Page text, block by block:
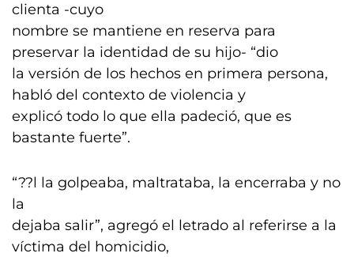
clienta -cuyo
nombre se mantiene en reserva para
preservar la identidad de su hijo- “dio
la versión de los hechos en primera persona,
habló del contexto de violencia y
explicó todo lo que ella padeció, que es
bastante fuerte”.
“??l la golpeaba, maltrataba, la encerraba y no
la
dejaba salir”, agregó el letrado al referirse a la
víctima del homicidio,